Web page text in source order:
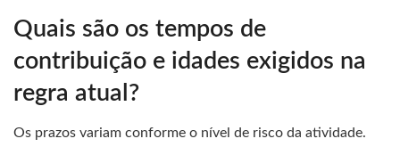
Quais são os tempos de
contribuição e idades exigidos na
regra atual?
Os prazos variam conforme o nível de risco da atividade.